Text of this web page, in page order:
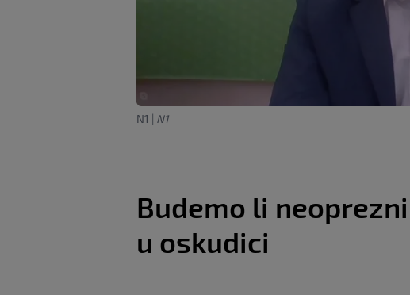
N1 | N1
Budemo li
u oskudici